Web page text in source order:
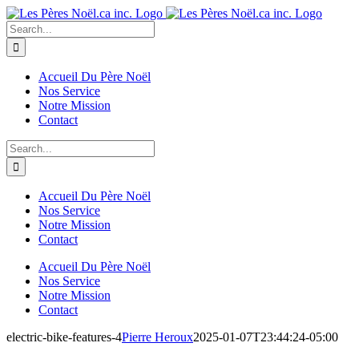
Skip
to
content
Search
for:
Accueil Du Père Noël
Nos Service
Notre Mission
Contact
Search
for:
Accueil Du Père Noël
Nos Service
Notre Mission
Contact
Accueil Du Père Noël
Nos Service
Notre Mission
Contact
electric-bike-features-4Pierre Heroux2025-01-07T23:44:24-05:00